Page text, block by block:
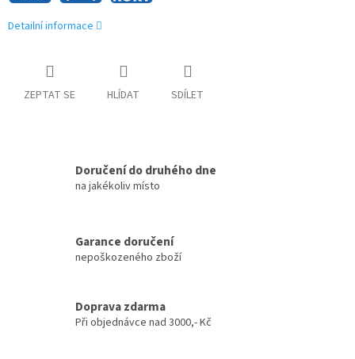
Detailní informace
ZEPTAT SE HLÍDAT SDÍLET
Doručení do druhého dne
na jakékoliv místo
Garance doručení
nepoškozeného zboží
Doprava zdarma
Při objednávce nad 3000,- Kč